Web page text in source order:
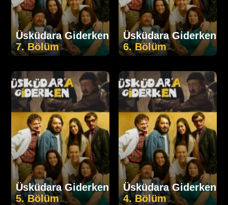
Üsküdara Giderken
7. Bölüm
Üsküdara Giderken
6. Bölüm
Üsküdara Giderken
5. Bölüm
Üsküdara Giderken
4. Bölüm